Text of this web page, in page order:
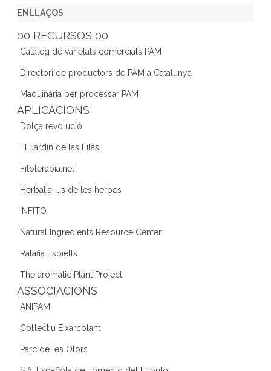
c
e
b
o
o
k
er gr
a
m
dI
n
ENLLAÇOS
00 RECURSOS 00
Catàleg de varietats comercials PAM
Directori de productors de PAM a Catalunya
Maquinària per processar PAM
APLICACIONS
Dolça revolució
El Jardín de las Lilas
Fitoterapia.net
Herbalia: us de les herbes
INFITO
Natural Ingredients Resource Center
Ratafia Espiells
The aromatic Plant Project
ASSOCIACIONS
ANIPAM
Col·lectiu Eixarcolant
Parc de les Olors